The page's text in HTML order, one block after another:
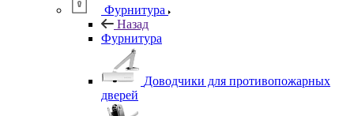
Фурнитура
Назад
Фурнитура
Доводчики для противопожарных
дверей